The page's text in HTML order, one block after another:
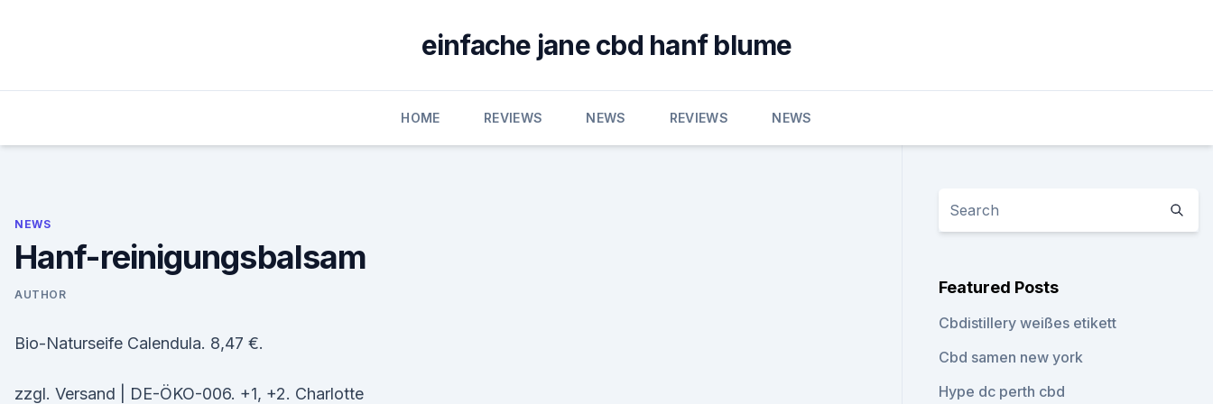
einfache jane cbd hanf blume
HOME REVIEWS NEWS REVIEWS NEWS
NEWS
Hanf-reinigungsbalsam
AUTHOR
Bio-Naturseife Calendula. 8,47 €.
zzgl. Versand | DE-ÖKO-006. +1, +2. Charlotte
Featured Posts
Cbdistillery weißes etikett
Cbd samen new york
Hype dc perth cbd